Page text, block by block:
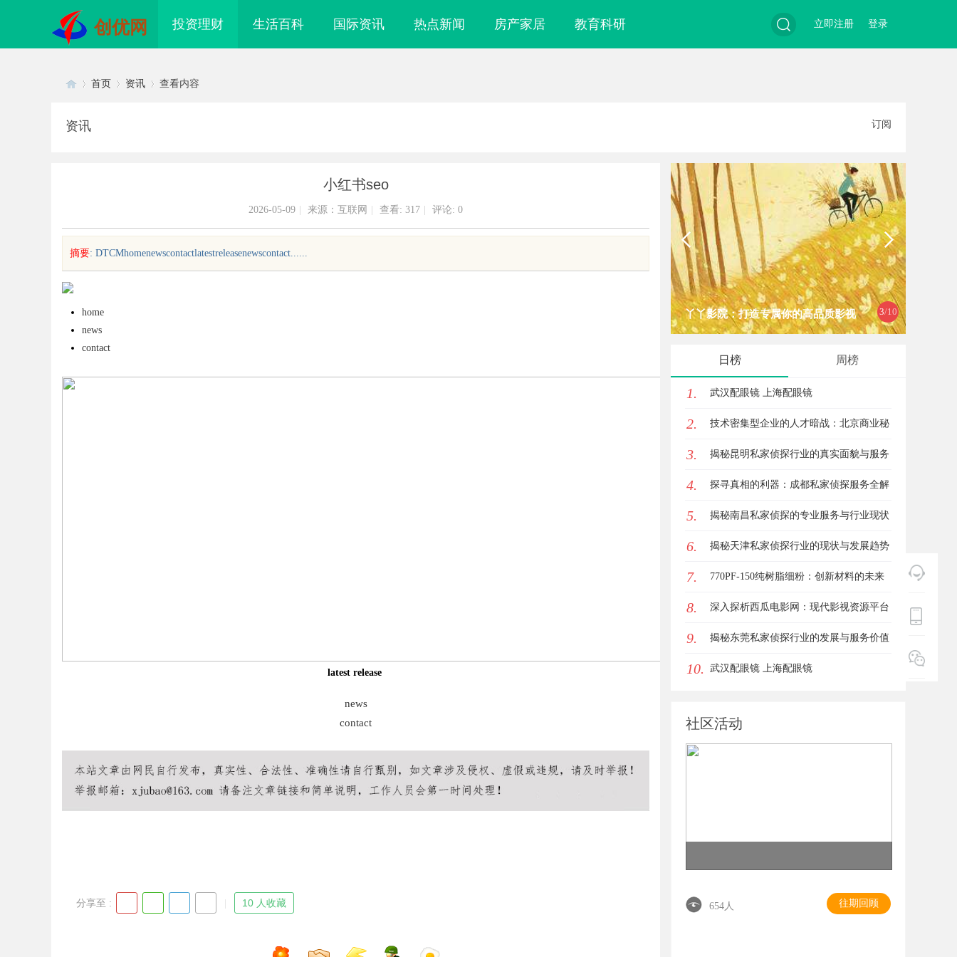
创优网 投资理财 生活百科 国际资讯 热点新闻 房产家居 教育科研 登录
立即注册
sc
首页 资讯 查看内容
资讯 订阅
小红书seo
2026-05-09 来源：互联网 查看: 317 评论: 0
摘要: DTCMhomenewscontactlatestreleasenewscontact......
home
news
contact
latest release
news
contact
分享至 : 10 人收藏
3/10
眼镜 上海配眼镜
笔！淡颜系女生的气质加分项
丫丫影院：打造专属你的高品质影视
日榜 周榜
1. 武汉配眼镜 上海配眼镜
2. 技术密集型企业的人才暗战：北京商业秘
密律师如何守住“人带技术走”的底线
3. 揭秘昆明私家侦探行业的真实面貌与服务
价值
4. 探寻真相的利器：成都私家侦探服务全解
析
5. 揭秘南昌私家侦探的专业服务与行业现状
全面解析
6. 揭秘天津私家侦探行业的现状与发展趋势
7. 770PF-150纯树脂细粉：创新材料的未来
8. 深入探析西瓜电影网：现代影视资源平台
的变革与机遇
9. 揭秘东莞私家侦探行业的发展与服务价值
10. 武汉配眼镜 上海配眼镜
社区活动
654人 往期回顾